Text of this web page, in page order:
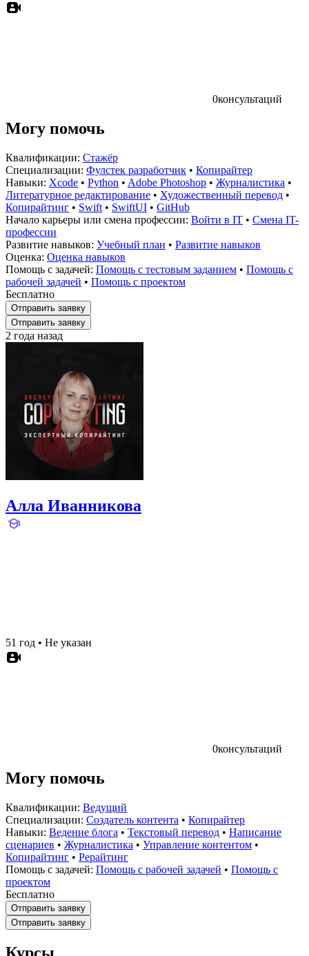
0консультаций
Могу помочь
Квалификации: Стажёр
Специализации: Фулстек разработчик • Копирайтер
Навыки: Xcode • Python • Adobe Photoshop • Журналистика •
Литературное редактирование • Художественный перевод •
Копирайтинг • Swift • SwiftUI • GitHub
Начало карьеры или смена профессии: Войти в IT • Смена IT-
профессии
Развитие навыков: Учебный план • Развитие навыков
Оценка: Оценка навыков
Помощь с задачей: Помощь с тестовым заданием • Помощь с
рабочей задачей • Помощь с проектом
Бесплатно
Отправить заявку
Отправить заявку
2 года назад
Алла Иванникова
51 год • Не указан
0консультаций
Могу помочь
Квалификации: Ведущий
Специализации: Создатель контента • Копирайтер
Навыки: Ведение блога • Текстовый перевод • Написание
сценариев • Журналистика • Управление контентом •
Копирайтинг • Рерайтинг
Помощь с задачей: Помощь с рабочей задачей • Помощь с
проектом
Бесплатно
Отправить заявку
Отправить заявку
Курсы